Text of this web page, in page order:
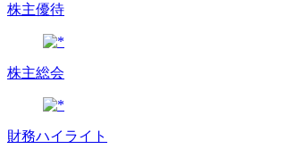
株主優待
株主総会
財務ハイライト